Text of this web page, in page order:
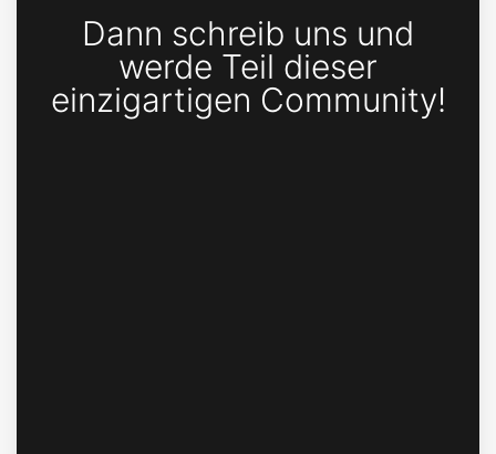
Dann schreib uns und
werde Teil dieser
einzigartigen Community!